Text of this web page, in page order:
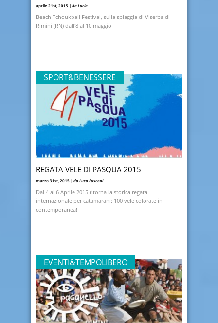
aprile 21st, 2015 | da Lucia
Beach Tchoukball Festival, sulla spiaggia di Viserba di
Rimini (RN) dall'8 al 10 maggio
SPORT&BENESSERE
REGATA VELE DI PASQUA 2015
marzo 31st, 2015 | da Luca Fusconi
Dal 4 al 6 Aprile 2015 ritorna la storica regata
internazionale per catamarani: 100 vele colorate in
contemporanea!
EVENTI&TEMPOLIBERO